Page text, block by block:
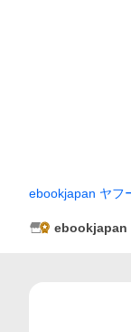
ebookjapan ヤフ
ebookjapan